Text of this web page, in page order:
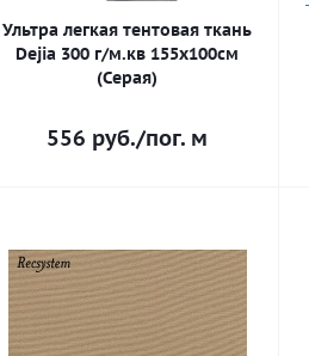
Ультра легкая тентовая ткань
Dejia 300 г/м.кв 155х100см
(Серая)
556 руб./пог. м